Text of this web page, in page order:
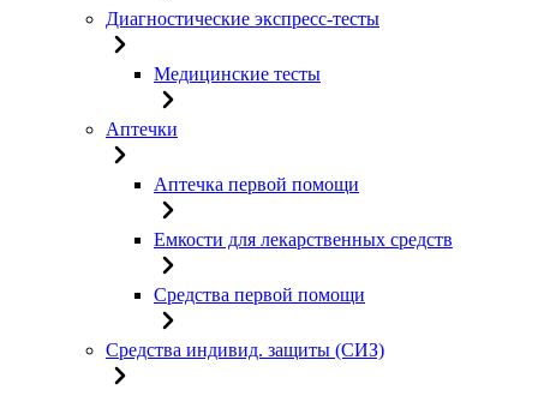
Диагностические экспресс-тесты
Медицинские тесты
Аптечки
Аптечка первой помощи
Емкости для лекарственных средств
Средства первой помощи
Средства индивид. защиты (СИЗ)